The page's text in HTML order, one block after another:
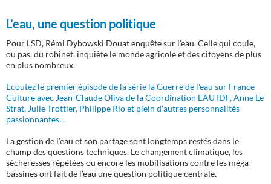
L’eau, une question politique
Pour LSD, Rémi Dybowski Douat enquête sur l’eau. Celle qui coule,
ou pas, du robinet, inquiète le monde agricole et des citoyens de plus
en plus nombreux.
Ecoutez le premier épisode de la série la Guerre de l'eau sur France
Culture avec Jean-Claude Oliva de la Coordination EAU IDF, Anne Le
Strat, Julie Trottier, Philippe Rio et plein d'autres personnalités
passionnantes...
La gestion de l’eau et son partage sont longtemps restés dans le
champ des questions techniques. Le changement climatique, les
sécheresses répétées ou encore les mobilisations contre les méga-
bassines ont fait de l’eau une question politique centrale.